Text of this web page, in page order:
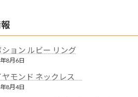
ション ルビー リング
8月6日
ヤモンド ネックレス
8月4日